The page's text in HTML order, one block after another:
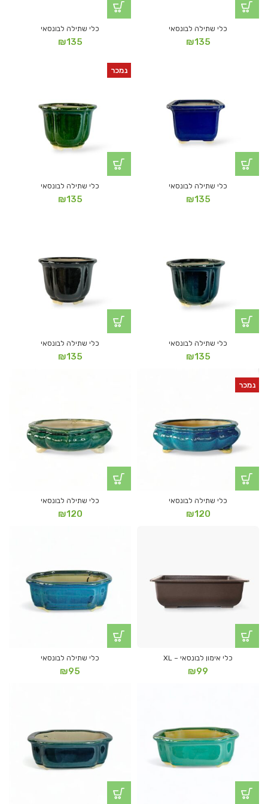
כלי שתילה לבונסאי
₪135
כלי שתילה לבונסאי
₪135
כלי שתילה לבונסאי
₪135
נמכר
כלי שתילה לבונסאי
₪135
כלי שתילה לבונסאי
₪135
כלי שתילה לבונסאי
₪135
נמכר
כלי שתילה לבונסאי
₪120
כלי שתילה לבונסאי
₪120
כלי אימון לבונסאי – XL
₪99
כלי שתילה לבונסאי
₪95